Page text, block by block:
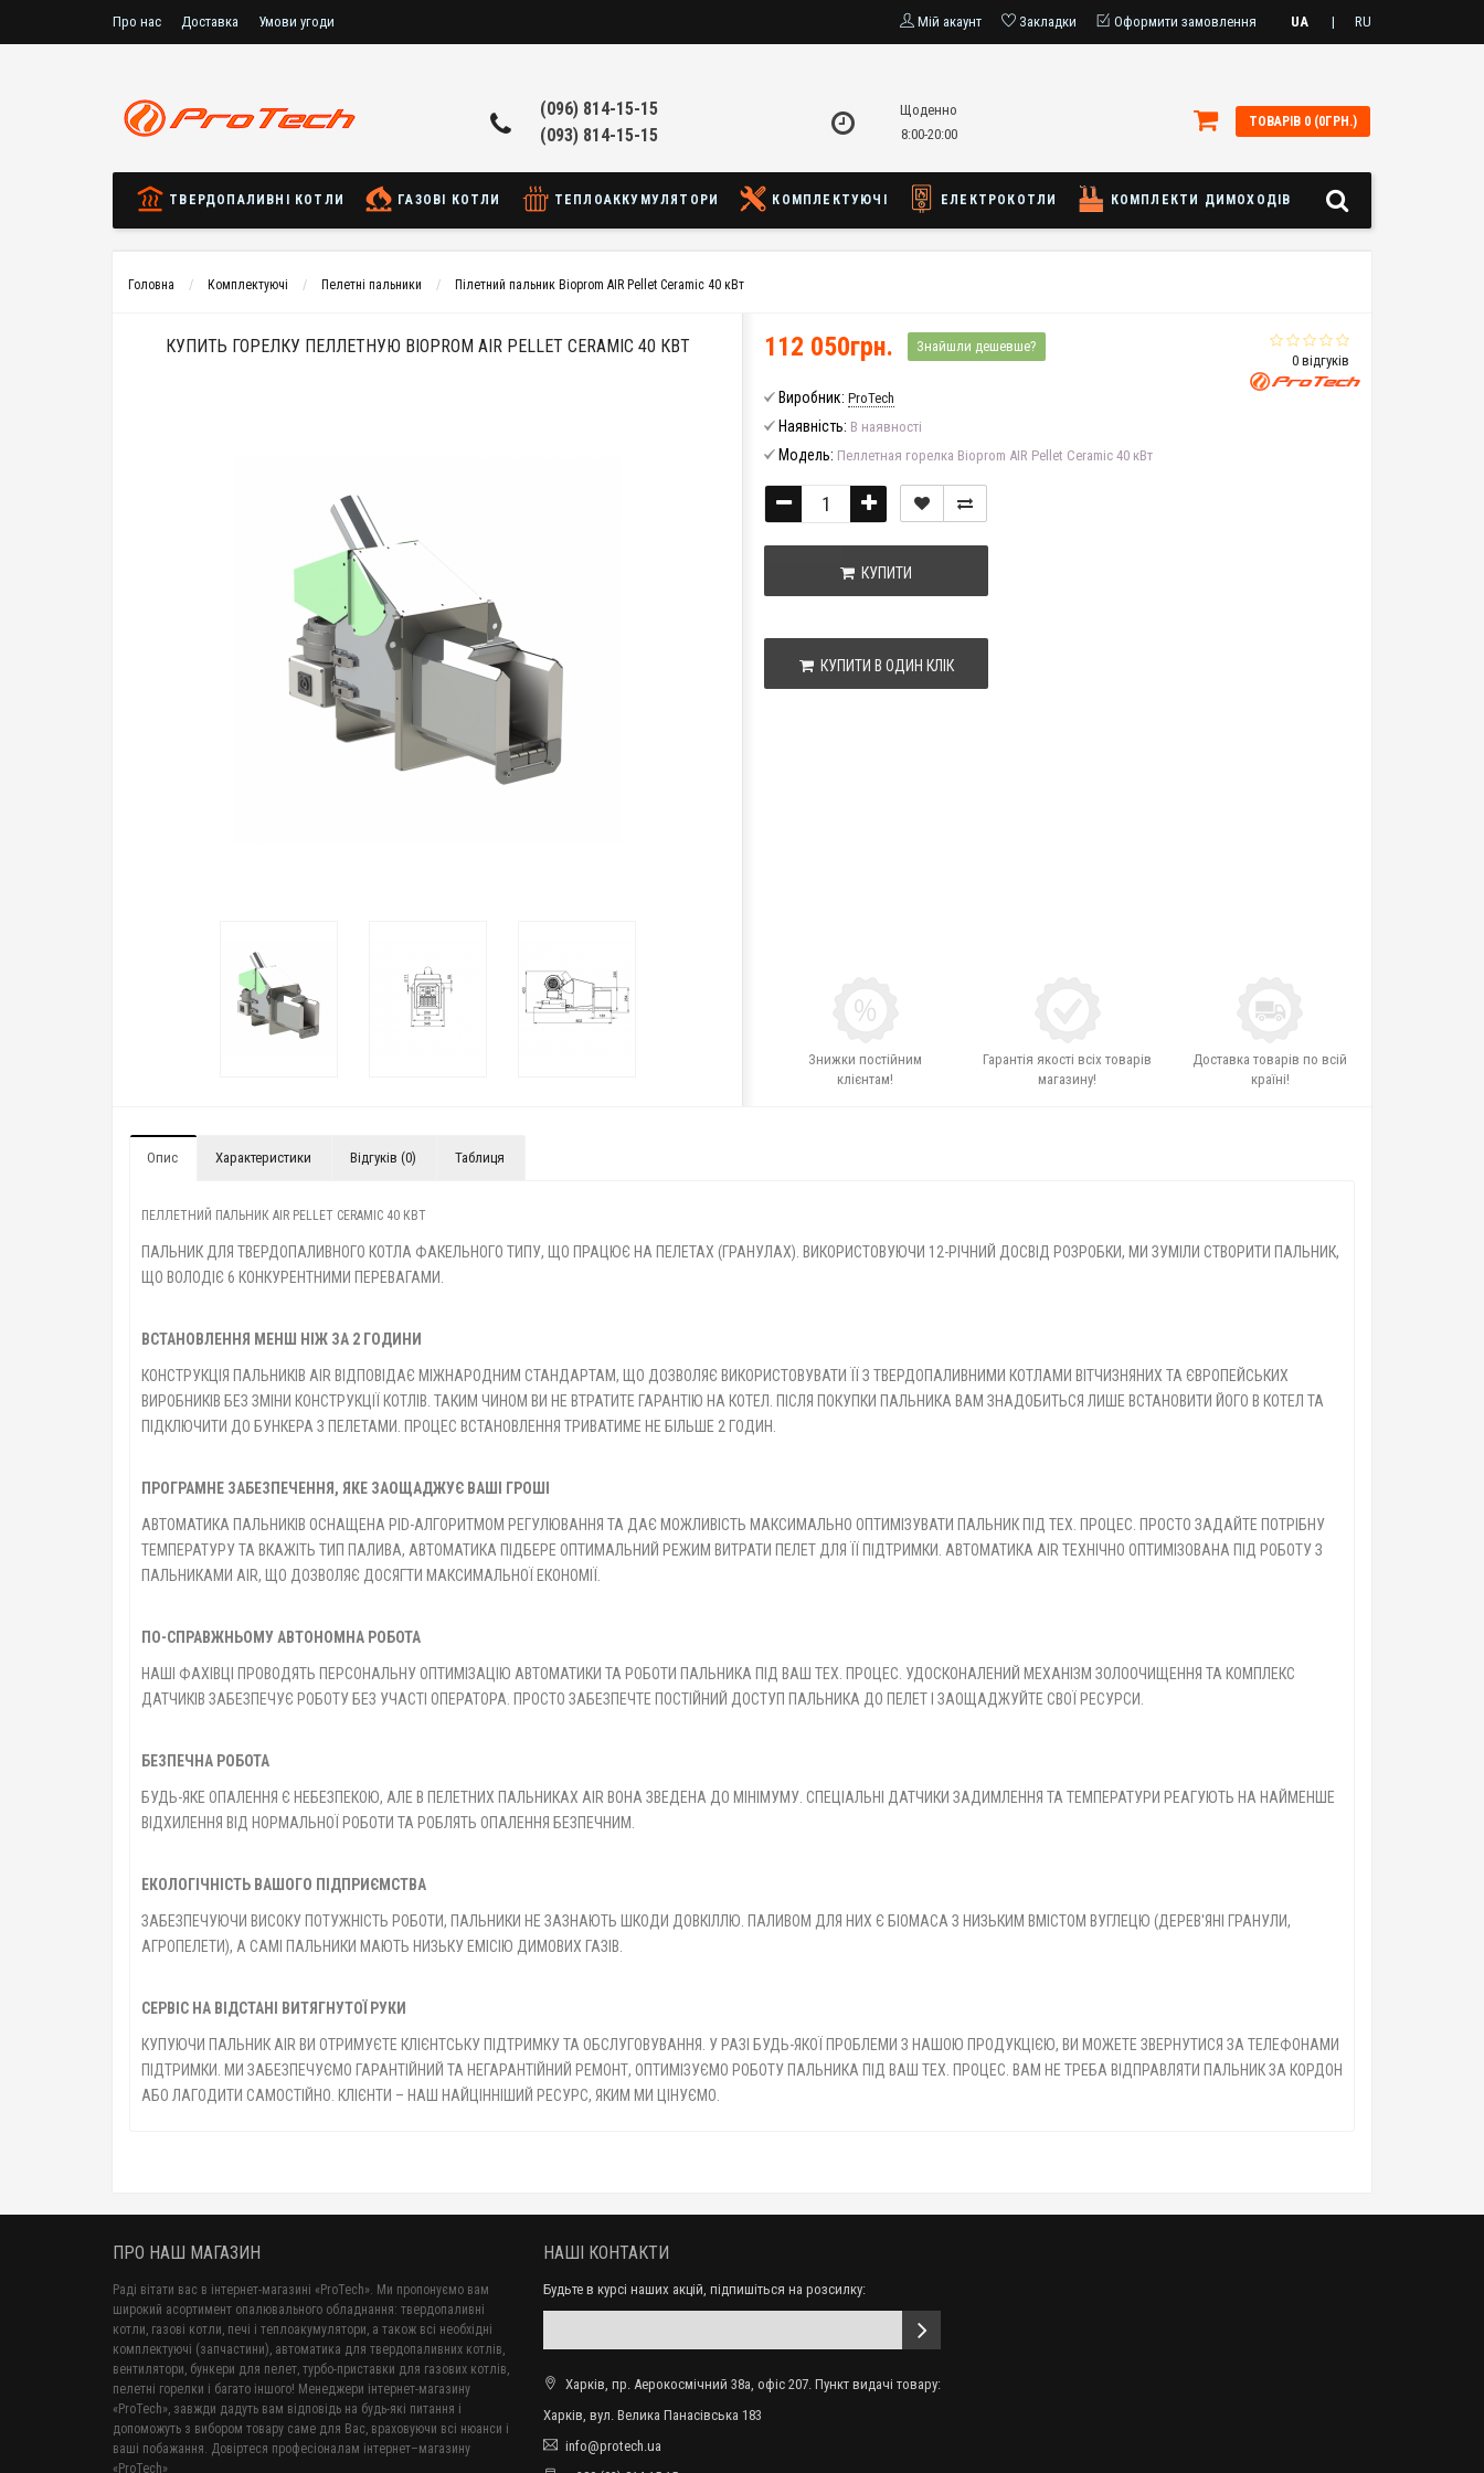
Про нас Доставка Умови угоди Мій акаунт Закладки Оформити замовлення UA | RU
(096) 814-15-15
(093) 814-15-15
Щоденно
8:00-20:00
ТОВАРІВ 0 (0ГРН.)
ТВЕРДОПАЛИВНІ КОТЛИ ГАЗОВІ КОТЛИ ТЕПЛОАККУМУЛЯТОРИ КОМПЛЕКТУЮЧІ ЕЛЕКТРОКОТЛИ КОМПЛЕКТИ ДИМОХОДІВ
Головна Комплектуючі Пелетні пальники Пілетний пальник Bioprom AIR Pellet Ceramic 40 кВт
КУПИТЬ ГОРЕЛКУ ПЕЛЛЕТНУЮ BIOPROM AIR PELLET CERAMIC 40 КВТ
0 відгуків
112 050грн. Знайшли дешевше?
Виробник: ProTech
Наявність: В наявності
Модель: Пеллетная горелка Bioprom AIR Pellet Ceramic 40 кВт
КУПИТИ
КУПИТИ В ОДИН КЛІК
Знижки постійним
клієнтам!
Гарантія якості всіх товарів
магазину!
Доставка товарів по всій
країні!
Опис Характеристики Відгуків (0) Таблиця
ПЕЛЛЕТНИЙ ПАЛЬНИК AIR PELLET CERAMIC 40 КВТ
ПАЛЬНИК ДЛЯ ТВЕРДОПАЛИВНОГО КОТЛА ФАКЕЛЬНОГО ТИПУ, ЩО ПРАЦЮЄ НА ПЕЛЕТАХ (ГРАНУЛАХ). ВИКОРИСТОВУЮЧИ 12-РІЧНИЙ ДОСВІД РОЗРОБКИ, МИ ЗУМІЛИ СТВОРИТИ ПАЛЬНИК,
ЩО ВОЛОДІЄ 6 КОНКУРЕНТНИМИ ПЕРЕВАГАМИ.
ВСТАНОВЛЕННЯ МЕНШ НІЖ ЗА 2 ГОДИНИ
КОНСТРУКЦІЯ ПАЛЬНИКІВ AIR ВІДПОВІДАЄ МІЖНАРОДНИМ СТАНДАРТАМ, ЩО ДОЗВОЛЯЄ ВИКОРИСТОВУВАТИ ЇЇ З ТВЕРДОПАЛИВНИМИ КОТЛАМИ ВІТЧИЗНЯНИХ ТА ЄВРОПЕЙСЬКИХ
ВИРОБНИКІВ БЕЗ ЗМІНИ КОНСТРУКЦІЇ КОТЛІВ. ТАКИМ ЧИНОМ ВИ НЕ ВТРАТИТЕ ГАРАНТІЮ НА КОТЕЛ. ПІСЛЯ ПОКУПКИ ПАЛЬНИКА ВАМ ЗНАДОБИТЬСЯ ЛИШЕ ВСТАНОВИТИ ЙОГО В КОТЕЛ ТА
ПІДКЛЮЧИТИ ДО БУНКЕРА З ПЕЛЕТАМИ. ПРОЦЕС ВСТАНОВЛЕННЯ ТРИВАТИМЕ НЕ БІЛЬШЕ 2 ГОДИН.
ПРОГРАМНЕ ЗАБЕЗПЕЧЕННЯ, ЯКЕ ЗАОЩАДЖУЄ ВАШІ ГРОШІ
АВТОМАТИКА ПАЛЬНИКІВ ОСНАЩЕНА PID-АЛГОРИТМОМ РЕГУЛЮВАННЯ ТА ДАЄ МОЖЛИВІСТЬ МАКСИМАЛЬНО ОПТИМІЗУВАТИ ПАЛЬНИК ПІД ТЕХ. ПРОЦЕС. ПРОСТО ЗАДАЙТЕ ПОТРІБНУ
ТЕМПЕРАТУРУ ТА ВКАЖІТЬ ТИП ПАЛИВА, АВТОМАТИКА ПІДБЕРЕ ОПТИМАЛЬНИЙ РЕЖИМ ВИТРАТИ ПЕЛЕТ ДЛЯ ЇЇ ПІДТРИМКИ. АВТОМАТИКА AIR ТЕХНІЧНО ОПТИМІЗОВАНА ПІД РОБОТУ З
ПАЛЬНИКАМИ AIR, ЩО ДОЗВОЛЯЄ ДОСЯГТИ МАКСИМАЛЬНОЇ ЕКОНОМІЇ.
ПО-СПРАВЖНЬОМУ АВТОНОМНА РОБОТА
НАШІ ФАХІВЦІ ПРОВОДЯТЬ ПЕРСОНАЛЬНУ ОПТИМІЗАЦІЮ АВТОМАТИКИ ТА РОБОТИ ПАЛЬНИКА ПІД ВАШ ТЕХ. ПРОЦЕС. УДОСКОНАЛЕНИЙ МЕХАНІЗМ ЗОЛООЧИЩЕННЯ ТА КОМПЛЕКС
ДАТЧИКІВ ЗАБЕЗПЕЧУЄ РОБОТУ БЕЗ УЧАСТІ ОПЕРАТОРА. ПРОСТО ЗАБЕЗПЕЧТЕ ПОСТІЙНИЙ ДОСТУП ПАЛЬНИКА ДО ПЕЛЕТ І ЗАОЩАДЖУЙТЕ СВОЇ РЕСУРСИ.
БЕЗПЕЧНА РОБОТА
БУДЬ-ЯКЕ ОПАЛЕННЯ Є НЕБЕЗПЕКОЮ, АЛЕ В ПЕЛЕТНИХ ПАЛЬНИКАХ AIR ВОНА ЗВЕДЕНА ДО МІНІМУМУ. СПЕЦІАЛЬНІ ДАТЧИКИ ЗАДИМЛЕННЯ ТА ТЕМПЕРАТУРИ РЕАГУЮТЬ НА НАЙМЕНШЕ
ВІДХИЛЕННЯ ВІД НОРМАЛЬНОЇ РОБОТИ ТА РОБЛЯТЬ ОПАЛЕННЯ БЕЗПЕЧНИМ.
ЕКОЛОГІЧНІСТЬ ВАШОГО ПІДПРИЄМСТВА
ЗАБЕЗПЕЧУЮЧИ ВИСОКУ ПОТУЖНІСТЬ РОБОТИ, ПАЛЬНИКИ НЕ ЗАЗНАЮТЬ ШКОДИ ДОВКІЛЛЮ. ПАЛИВОМ ДЛЯ НИХ Є БІОМАСА З НИЗЬКИМ ВМІСТОМ ВУГЛЕЦЮ (ДЕРЕВ'ЯНІ ГРАНУЛИ,
АГРОПЕЛЕТИ), А САМІ ПАЛЬНИКИ МАЮТЬ НИЗЬКУ ЕМІСІЮ ДИМОВИХ ГАЗІВ.
СЕРВІС НА ВІДСТАНІ ВИТЯГНУТОЇ РУКИ
КУПУЮЧИ ПАЛЬНИК AIR ВИ ОТРИМУЄТЕ КЛІЄНТСЬКУ ПІДТРИМКУ ТА ОБСЛУГОВУВАННЯ. У РАЗІ БУДЬ-ЯКОЇ ПРОБЛЕМИ З НАШОЮ ПРОДУКЦІЄЮ, ВИ МОЖЕТЕ ЗВЕРНУТИСЯ ЗА ТЕЛЕФОНАМИ
ПІДТРИМКИ. МИ ЗАБЕЗПЕЧУЄМО ГАРАНТІЙНИЙ ТА НЕГАРАНТІЙНИЙ РЕМОНТ, ОПТИМІЗУЄМО РОБОТУ ПАЛЬНИКА ПІД ВАШ ТЕХ. ПРОЦЕС. ВАМ НЕ ТРЕБА ВІДПРАВЛЯТИ ПАЛЬНИК ЗА КОРДОН
АБО ЛАГОДИТИ САМОСТІЙНО. КЛІЄНТИ – НАШ НАЙЦІННІШИЙ РЕСУРС, ЯКИМ МИ ЦІНУЄМО.
ПРО НАШ МАГАЗИН
Раді вітати вас в інтернет-магазині «ProTech». Ми пропонуємо вам
широкий асортимент опалювального обладнання: твердопаливні
котли, газові котли, печі і теплоакумулятори, а також всі необхідні
комплектуючі (запчастини), автоматика для твердопаливних котлів,
вентилятори, бункери для пелет, турбо-приставки для газових котлів,
пелетні горелки і багато іншого! Менеджери інтернет-магазину
«ProTech», завжди дадуть вам відповідь на будь-які питання і
допоможуть з вибором товару саме для Вас, враховуючи всі нюанси і
ваші побажання. Довіртеся професіоналам інтернет–магазину
«ProTech»
НАШІ КОНТАКТИ
Будьте в курсі наших акцій, підпишіться на розсилку:
Харків, пр. Аерокосмічний 38а, офіс 207. Пункт видачі товару:
Харків, вул. Велика Панасівська 183
info@protech.ua